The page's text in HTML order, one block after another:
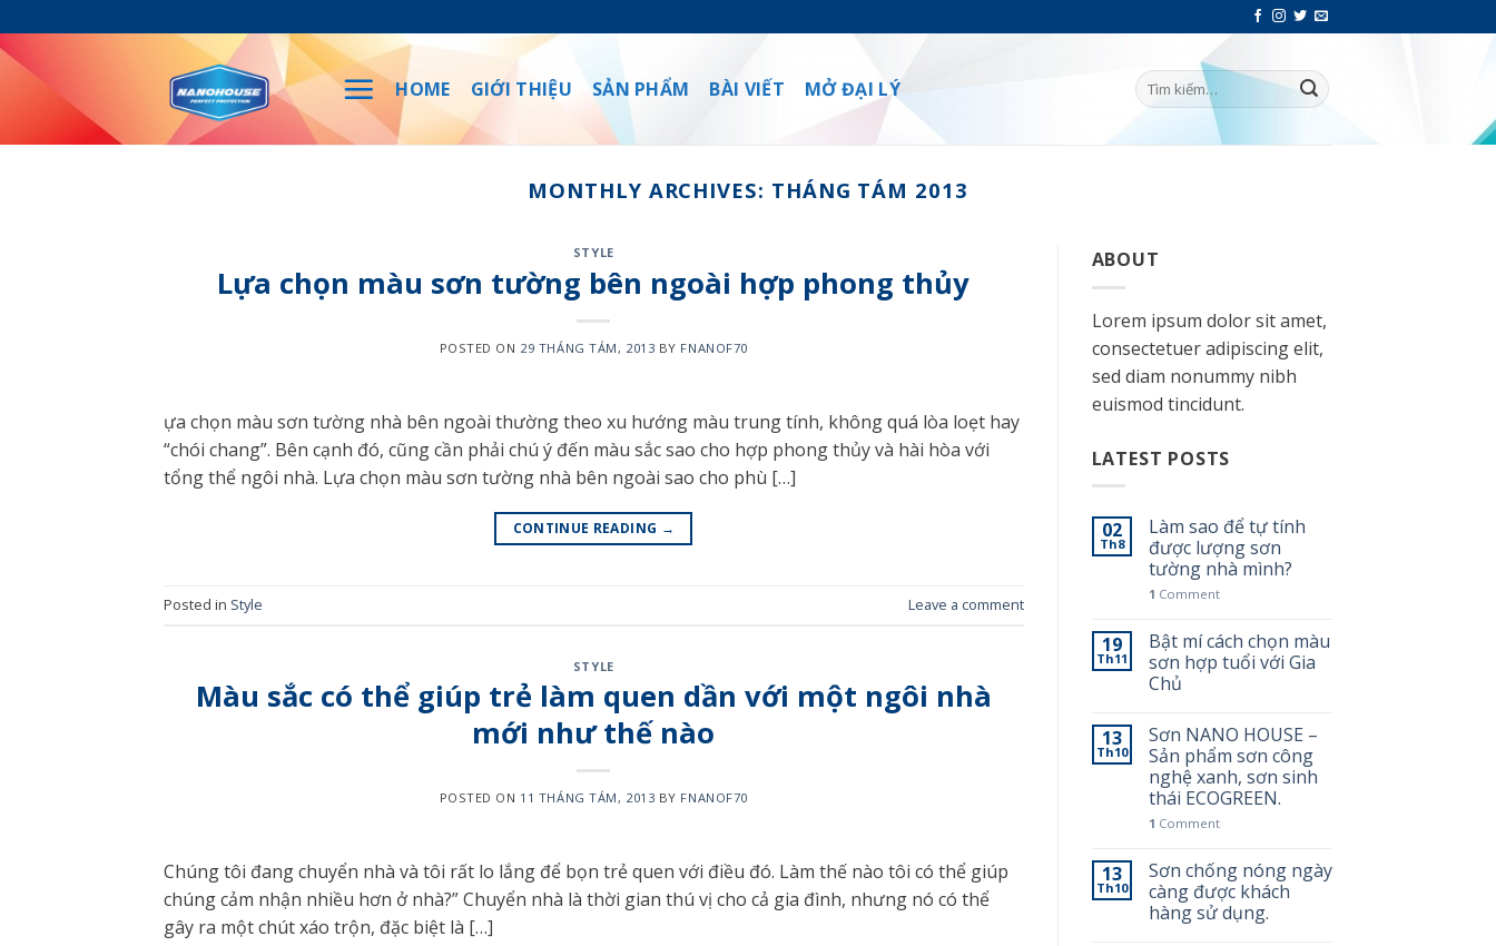
to
content
HOME
GIỚI THIỆU SẢN PHẨM BÀI VIẾT MỞ ĐẠI LÝ
MONTHLY ARCHIVES: THÁNG TÁM 2013
STYLE
Lựa chọn màu sơn tường bên ngoài hợp phong thủy
POSTED ON 29 THÁNG TÁM, 2013 BY FNANOF70
ựa chọn màu sơn tường nhà bên ngoài thường theo xu hướng màu trung tính, không quá lòa loẹt hay
“chói chang”. Bên cạnh đó, cũng cần phải chú ý đến màu sắc sao cho hợp phong thủy và hài hòa với
tổng thể ngôi nhà. Lựa chọn màu sơn tường nhà bên ngoài sao cho phù […]
CONTINUE READING →
Posted in Style Leave a comment
STYLE
Màu sắc có thể giúp trẻ làm quen dần với một ngôi nhà
mới như thế nào
POSTED ON 11 THÁNG TÁM, 2013 BY FNANOF70
Chúng tôi đang chuyển nhà và tôi rất lo lắng để bọn trẻ quen với điều đó. Làm thế nào tôi có thể giúp
chúng cảm nhận nhiều hơn ở nhà?” Chuyển nhà là thời gian thú vị cho cả gia đình, nhưng nó có thể
gây ra một chút xáo trộn, đặc biệt là […]
ABOUT
Lorem ipsum dolor sit amet,
consectetuer adipiscing elit,
sed diam nonummy nibh
euismod tincidunt.
LATEST POSTS
02
Th8
Làm sao để tự tính
được lượng sơn
tường nhà mình?
1 Comment
19
Th11
Bật mí cách chọn màu
sơn hợp tuổi với Gia
Chủ
13
Th10
Sơn NANO HOUSE –
Sản phẩm sơn công
nghệ xanh, sơn sinh
thái ECOGREEN.
1 Comment
13
Th10
Sơn chống nóng ngày
càng được khách
hàng sử dụng.